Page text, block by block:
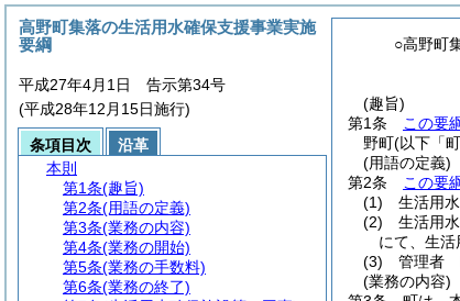
○高野町
(趣旨)
第1条
この要
野町(以下「
(用語の定義)
第2条
この要
(1)
生活用
(2)
生活用
にて、生活
(3)
管理者
(業務の内容)
高野町集落の生活用水確保支援事業実施
要綱
平成27年4月1日 告示第34号
(平成28年12月15日施行)
条項目次
沿革
本則
第1条(趣旨)
第2条(用語の定義)
第3条(業務の内容)
第4条(業務の開始)
第5条(業務の手数料)
第6条(業務の終了)